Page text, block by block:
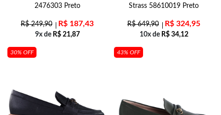
2476303 Preto
R$249,90 R$ 187,43
9x de R$21,87
Strass 58610019 Preto
R$649,90 R$ 324,95
10x de R$34,12
30% OFF 43% OFF